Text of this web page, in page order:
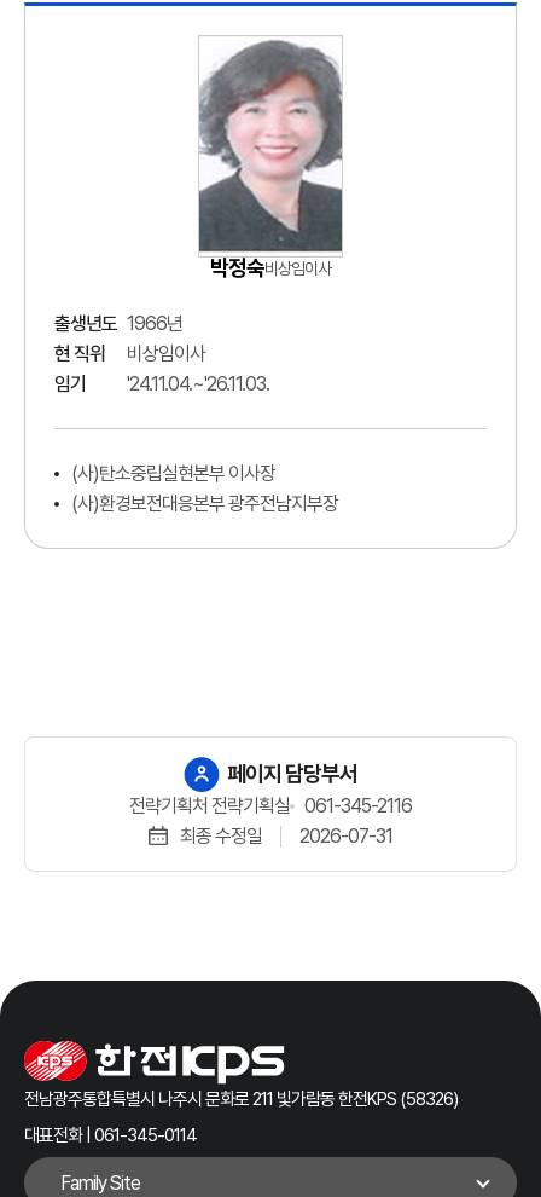
박정숙비상임이사
출생년도 1966년
현 직위
비상임이사
임기
'24.11.04.~'26.11.03.
(사)탄소중립실현본부 이사장
(사)환경보전대응본부 광주전남지부장
페이지 담당부서
전략기획처 전략기획실
061-345-2116
최종 수정일
2026-07-31
전남광주통합특별시 나주시 문화로 211 빛가람동 한전KPS (58326)
대표전화 | 061-345-0114
Family Site